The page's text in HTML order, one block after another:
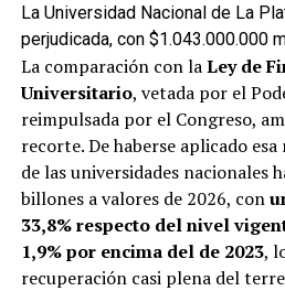
La Universidad Nacional de La
perjudicada, con $1.043.000.000
La comparación con laLey de
Universitario, vetada por el
reimpulsada por el Congreso,
recorte. De haberse aplicado
de las universidades nacionales
billones a valores de 2026, con
33,8% respecto del nivel
1,9% por encima del de 2023,
recuperación casi plena del